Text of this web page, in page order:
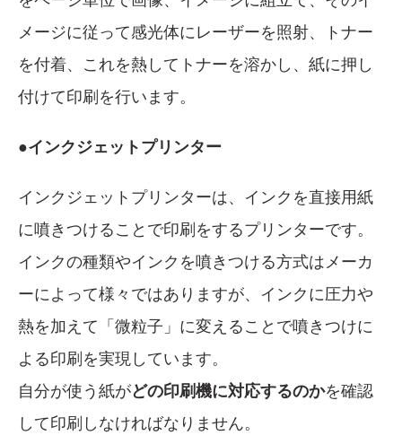
メージに従って感光体にレーザーを照射、トナー
を付着、これを熱してトナーを溶かし、紙に押し
付けて印刷を行います。
●インクジェットプリンター
インクジェットプリンターは、インクを直接用紙
に噴きつけることで印刷をするプリンターです。
インクの種類やインクを噴きつける方式はメーカ
ーによって様々ではありますが、インクに圧力や
熱を加えて「微粒子」に変えることで噴きつけに
よる印刷を実現しています。
自分が使う紙がどの印刷機に対応するのかを確認
して印刷しなければなりません。